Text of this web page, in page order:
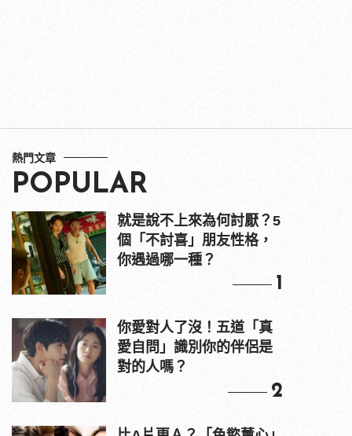
熱門文章
POPULAR
就是說不上來為何討厭？5
個「不討喜」朋友性格，
你遇過哪一種？
1
你愛對人了沒！五道「真
愛自問」識別你的伴侶是
對的人嗎？
2